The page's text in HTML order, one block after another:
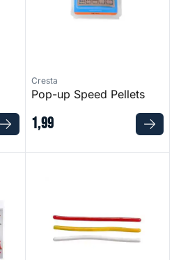
Cresta
Pop-up Speed Pellets
1,99